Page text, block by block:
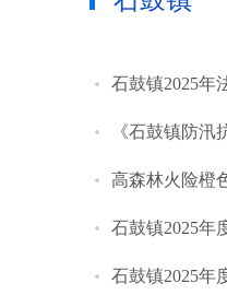
石鼓镇2025年
《石鼓镇防汛
高森林火险橙
石鼓镇2025年
石鼓镇2025年